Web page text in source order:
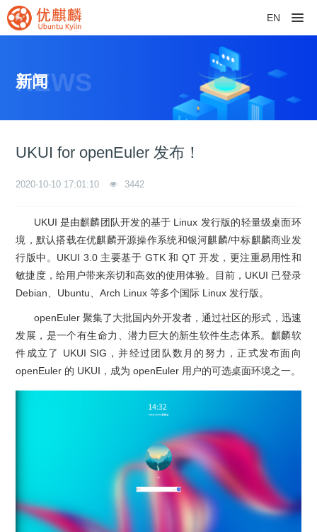
EN
NEWS
新闻
UKUI for openEuler 发布！
2020-10-10 17:01:10 3442
UKUI 是由麒麟团队开发的基于 Linux 发行版的轻量级桌面环
境，默认搭载在优麒麟开源操作系统和银河麒麟/中标麒麟商业发
行版中。UKUI 3.0 主要基于 GTK 和 QT 开发，更注重易用性和
敏捷度，给用户带来亲切和高效的使用体验。目前，UKUI 已登录
Debian、Ubuntu、Arch Linux 等多个国际 Linux 发行版。
openEuler 聚集了大批国内外开发者，通过社区的形式，迅速
发展，是一个有生命力、潜力巨大的新生软件生态体系。麒麟软
件成立了 UKUI SIG，并经过团队数月的 努力，正式发布面向
openEuler 的 UKUI，成为 openEuler 用户的可选桌面环境之一。